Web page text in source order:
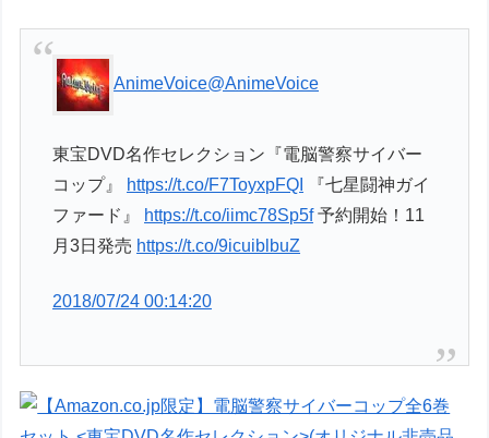
AnimeVoice@AnimeVoice
東宝DVD名作セレクション『電脳警察サイバー
コップ』
https://t.co/F7ToyxpFQI
『七星闘神ガイ
ファード』
https://t.co/iimc78Sp5f予約開始！11
月3日発売 https://t.co/9icuiblbuZ
2018/07/24 00:14:20